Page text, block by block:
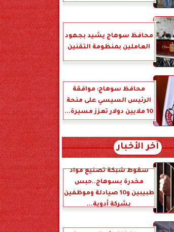
محافظ سوهاج يشيد بجهود
العاملين بمنظومة التقنين
محافظ سوهاج: موافقة
الرئيس السيسي على منحة
10 ملايين دولار تعزز مسيرة...
آخر الأخبار
سقوط شبكة تصنيع مواد
مخدرة بسوهاج..حبس
طبيبين و10 صيادلة وموظفين
بشركة أدوية...